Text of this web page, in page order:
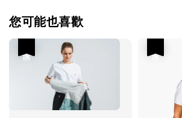
您可能也喜歡